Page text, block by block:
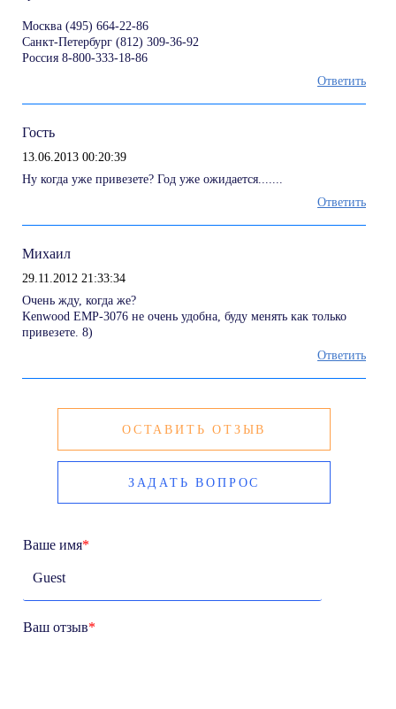
Москва (495) 664-22-86
Санкт-Петербург (812) 309-36-92
Россия 8-800-333-18-86
Ответить
Гость
13.06.2013 00:20:39
Ну когда уже привезете? Год уже ожидается.......
Ответить
Михаил
29.11.2012 21:33:34
Очень жду, когда же?
Kenwood EMP-3076 не очень удобна, буду менять как только
привезете. 8)
Ответить
ОСТАВИТЬ ОТЗЫВ
ЗАДАТЬ ВОПРОС
Ваше имя*
Ваш отзыв*